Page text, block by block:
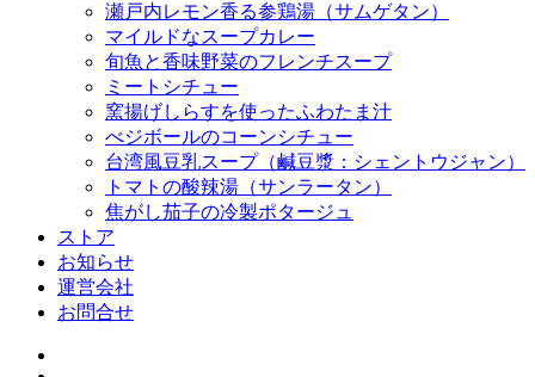
瀬戸内レモン香る参鶏湯（サムゲタン）
マイルドなスープカレー
旬魚と香味野菜のフレンチスープ
ミートシチュー
窯揚げしらすを使ったふわたま汁
べジボールのコーンシチュー
台湾風豆乳スープ（鹹豆漿：シェントウジャン）
トマトの酸辣湯（サンラータン）
焦がし茄子の冷製ポタージュ
ストア
お知らせ
運営会社
お問合せ